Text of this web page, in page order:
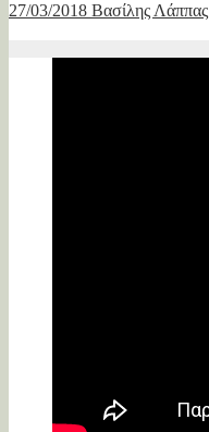
27/03/2018 Βασίλης Λάππας